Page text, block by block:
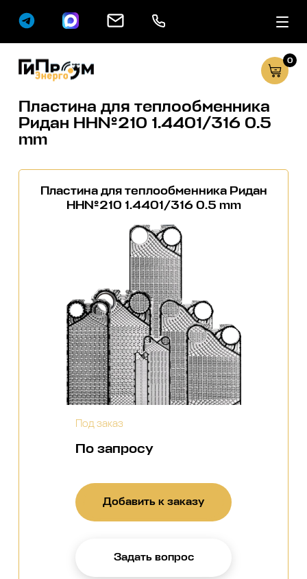
Сервисные
0
Пластина для теплообменника
Ридан НН№210 1.4401/316 0.5
mm
Пластина для теплообменника Ридан
НН№210 1.4401/316 0.5 mm
Под заказ
По запросу
Добавить к заказу
Задать вопрос